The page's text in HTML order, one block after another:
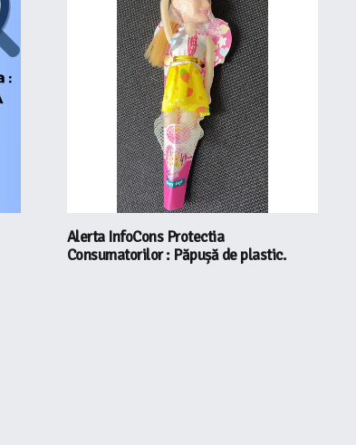
Alerta InfoCons Protectia
Consumatorilor : Păpușă de plastic.